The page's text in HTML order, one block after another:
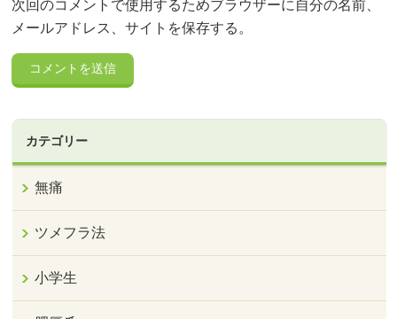
次回のコメントで使用するためブラウザーに自分の名前、
メールアドレス、サイトを保存する。
カテゴリー
無痛
ツメフラ法
小学生